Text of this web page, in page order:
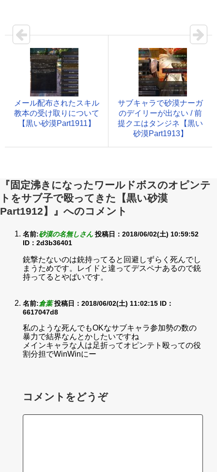
メール配布されたスキル
教本の受け取りについて
【黒い砂漠Part1911】
サブキャラで砂漠ナーガ
のデイリーが出ない / 前
提クエはタンジネ【黒い
砂漠Part1913】
『固定沸きになったワールドボスのオピンテ
トをサブ子で殴ってきた【黒い砂漠
Part1912】』へのコメント
名前:砂漠の名無しさん 投稿日：2018/06/02(土) 10:59:52
ID：2d3b36401
銃撃たないのは銃持ってると回避しずらく死んでし
まうためです。レイドと違ってデスペナあるので銃
持ってるとやばいです。
名前:倉葉 投稿日：2018/06/02(土) 11:02:15 ID：
6617047d8
私のような死んでもOKなサブキャラ参加勢の数の
暴力で結界なんとかしたいですね
メインキャラな人は足折ってオピンテト殴っての役
割分担でWinWinにー
コメントをどうぞ